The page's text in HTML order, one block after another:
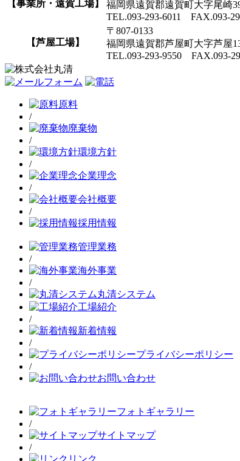
【事業所・遠賀工場】
福岡県遠賀郡遠賀町大字尾崎
TEL.093-293-6011 FAX.093-
【芦屋工場】
〒807-0133
福岡県遠賀郡芦屋町大字芦屋
TEL.093-293-9550 FAX.093-
原料
/
廃棄物
/
環境方針
/
企業理念
/
会社概要
/
採用情報
管理業務
/
海外事業
/
丸清システム
工場紹介
/
新着情報
/
プライバシーポリシー
/
お問い合わせ
フォトギャラリー
/
サイトマップ
/
リンク